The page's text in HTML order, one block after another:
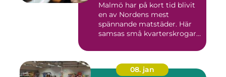
Malmö har på kort tid blivit
en av Nordens mest
spännande matstäder. Här
samsas små kvarterskrogar
08. jan